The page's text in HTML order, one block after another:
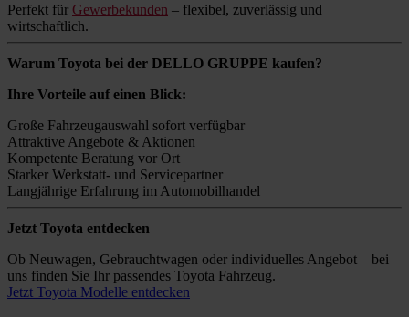
Perfekt für Gewerbekunden – flexibel, zuverlässig und
wirtschaftlich.
Warum Toyota bei der DELLO GRUPPE kaufen?
Ihre Vorteile auf einen Blick:
Große Fahrzeugauswahl sofort verfügbar
Attraktive Angebote & Aktionen
Kompetente Beratung vor Ort
Starker Werkstatt- und Servicepartner
Langjährige Erfahrung im Automobilhandel
Jetzt Toyota entdecken
Ob Neuwagen, Gebrauchtwagen oder individuelles Angebot – bei
uns finden Sie Ihr passendes Toyota Fahrzeug.
Jetzt Toyota Modelle entdecken